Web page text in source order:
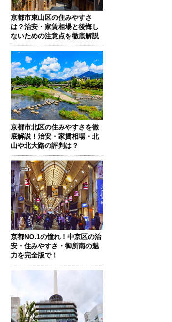
京都市東山区の住みやすさ
は？治安・家賃相場と後悔し
ないための注意点を徹底解説
京都市北区の住みやすさを徹
底解説！治安・家賃相場・北
山や北大路の評判は？
京都NO.1の憧れ！中京区の治
安・住みやすさ・御所南の魅
力を完全版で！